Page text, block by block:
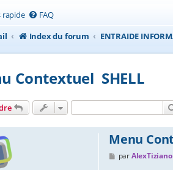
rapide FAQ
Index du forum ENTRAIDE
Contextuel SHELL
Menu
M
e
parAlexTiziano